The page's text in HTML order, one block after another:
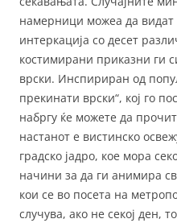
намерници можеа да видат
интеркација со десет
костимирани приказни ги
врски. Инспириран од
прекинати врски“, кој го
набргу ќе можете да
настанот е вистинско
градско јадро, кое мора
начини за да ги анимира
кои се во посета на
случува, ако не секој ден,